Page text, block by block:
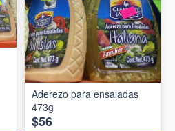
Aderezo para ensaladas
473g
$56